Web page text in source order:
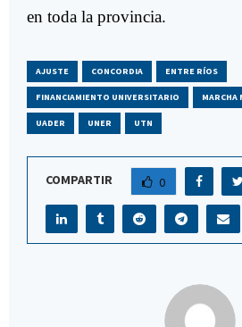
en toda la provincia.
AJUSTE CONCORDIA ENTRE RÍOS
FINANCIAMIENTO UNIVERSITARIO MARCHA
UADER UNER UTN
COMPARTIR 0